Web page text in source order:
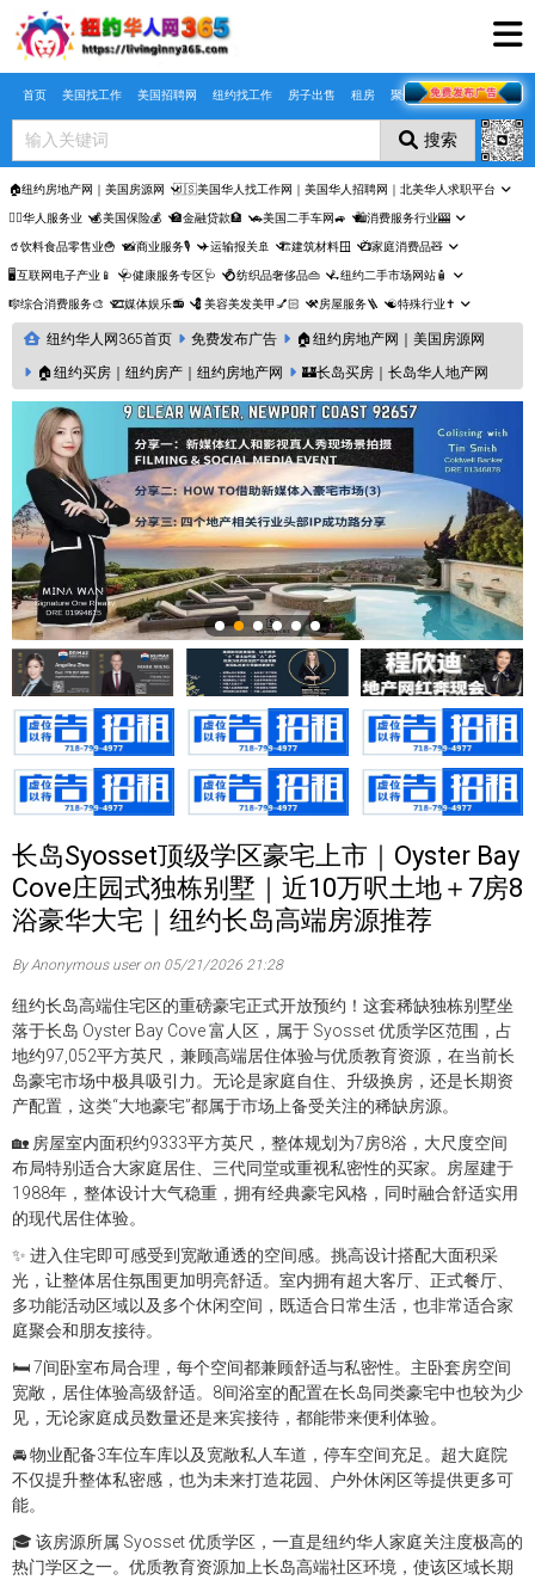
Skip to main content
首页 美国找工作 美国招聘网 纽约找工作 房子出售 租房 聚合页
搜索
🏠纽约房地产网｜美国房源网 🇺🇸美国华人找工作网｜美国华人招聘网｜北美华人求职平台
🤵‍♀️华人服务业 💰美国保险💰 🏦金融贷款🏦 🚗美国二手车网🚙 🛍️消费服务行业🎰
🥤饮料食品零售业🍟 📸商业服务🎙️ ✈️运输报关🚢 🏗️建筑材料🪟 📺家庭消费品🧸
🖥️互联网电子产业📱 🩺健康服务专区🩺 💍纺织品奢侈品👜 🛴纽约二手市场网站🧴
🎼综合消费服务🎨 🎞️媒体娱乐📻 💈美容美发美甲💅🏻 ⚒️房屋服务🪜 ☯️特殊行业✝️
纽约华人网365首页 免费发布广告
🏠纽约房地产网｜美国房源网
🏠纽约买房｜纽约房产｜纽约房地产网
🏰长岛买房｜长岛华人地产网
长岛Syosset顶级学区豪宅上市｜Oyster Bay
Cove庄园式独栋别墅｜近10万呎土地＋7房8
浴豪华大宅｜纽约长岛高端房源推荐
By Anonymous user on 05/21/2026 21:28
纽约长岛高端住宅区的重磅豪宅正式开放预约！这套稀缺独栋别墅坐
落于长岛 Oyster Bay Cove 富人区，属于 Syosset 优质学区范围，占
地约97,052平方英尺，兼顾高端居住体验与优质教育资源，在当前长
岛豪宅市场中极具吸引力。无论是家庭自住、升级换房，还是长期资
产配置，这类“大地豪宅”都属于市场上备受关注的稀缺房源。
🏡 房屋室内面积约9333平方英尺，整体规划为7房8浴，大尺度空间
布局特别适合大家庭居住、三代同堂或重视私密性的买家。房屋建于
1988年，整体设计大气稳重，拥有经典豪宅风格，同时融合舒适实用
的现代居住体验。
✨ 进入住宅即可感受到宽敞通透的空间感。挑高设计搭配大面积采
光，让整体居住氛围更加明亮舒适。室内拥有超大客厅、正式餐厅、
多功能活动区域以及多个休闲空间，既适合日常生活，也非常适合家
庭聚会和朋友接待。
🛏 7间卧室布局合理，每个空间都兼顾舒适与私密性。主卧套房空间
宽敞，居住体验高级舒适。8间浴室的配置在长岛同类豪宅中也较为少
见，无论家庭成员数量还是来宾接待，都能带来便利体验。
🚘 物业配备3车位车库以及宽敞私人车道，停车空间充足。超大庭院
不仅提升整体私密感，也为未来打造花园、户外休闲区等提供更多可
能。
🎓 该房源所属 Syosset 优质学区，一直是纽约华人家庭关注度极高的
热门学区之一。优质教育资源加上长岛高端社区环境，使该区域长期